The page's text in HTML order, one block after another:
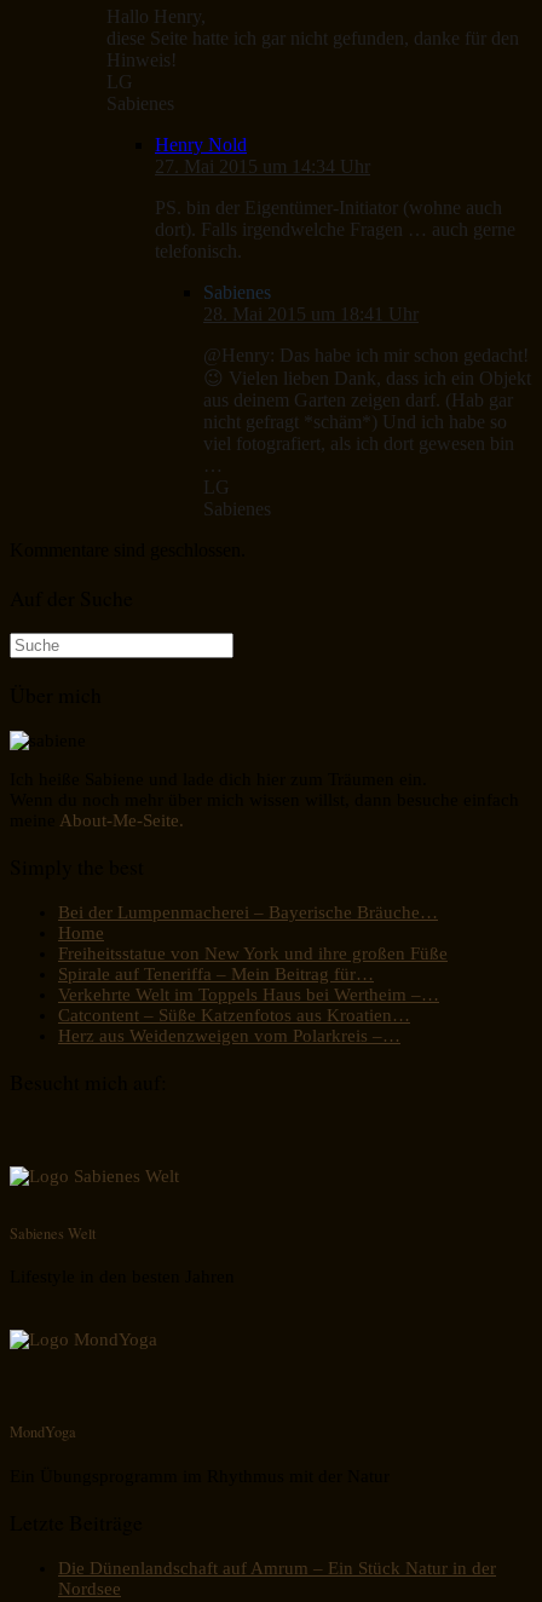
Hallo Henry,
diese Seite hatte ich gar nicht gefunden, danke für den
Hinweis!
LG
Sabienes
Henry Nold
27. Mai 2015 um 14:34 Uhr
PS. bin der Eigentümer-Initiator (wohne auch
dort). Falls irgendwelche Fragen … auch gerne
telefonisch.
Sabienes
28. Mai 2015 um 18:41 Uhr
@Henry: Das habe ich mir schon gedacht!
😉 Vielen lieben Dank, dass ich ein Objekt
aus deinem Garten zeigen darf. (Hab gar
nicht gefragt *schäm*) Und ich habe so
viel fotografiert, als ich dort gewesen bin
…
LG
Sabienes
Suche
nach:
About-Me-Seite.
Bei der Lumpenmacherei – Bayerische Bräuche…
Home
Freiheitsstatue von New York und ihre großen Füße
Spirale auf Teneriffa – Mein Beitrag für…
Verkehrte Welt im Toppels Haus bei Wertheim –…
Catcontent – Süße Katzenfotos aus Kroatien…
Herz aus Weidenzweigen vom Polarkreis –…
Sabienes Welt
MondYoga
Die Dünenlandschaft auf Amrum – Ein Stück Natur in der
Nordsee